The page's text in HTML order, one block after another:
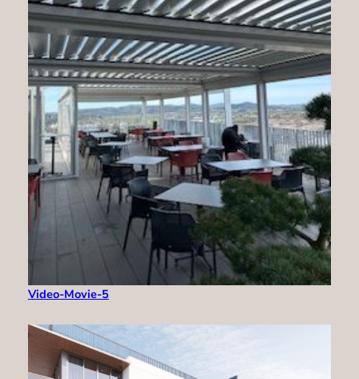
Video-Movie-5